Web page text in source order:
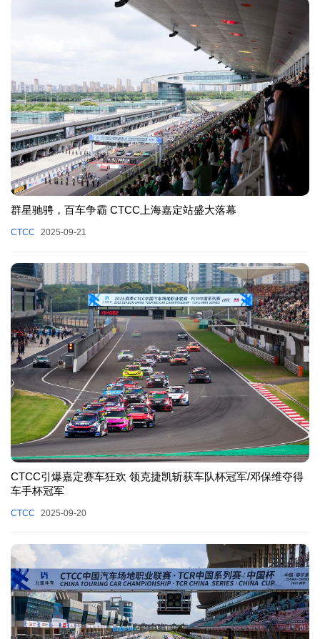
群星驰骋，百车争霸 CTCC上海嘉定站盛大落幕
CTCC 2025-09-21
CTCC引爆嘉定赛车狂欢 领克捷凯斩获车队杯冠军/邓保维夺得
车手杯冠军
CTCC 2025-09-20